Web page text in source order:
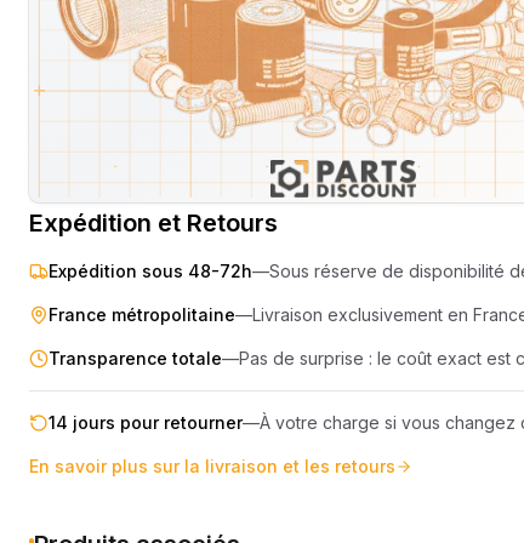
SEMOIR
ELEVAGE
PIECES TECHNIQUE
REMORQUE
Livraison & retoursMachines compatibles(2)Avis
Expédition et Retours
Expédition sous 48-72h—Sous réserve de disponibilité
France métropolitaine—Livraison exclusivement en
Transparence totale—Pas de surprise : le coût exact est
14 jours pour retourner—À votre charge si vous
En savoir plus sur la livraison et les retours